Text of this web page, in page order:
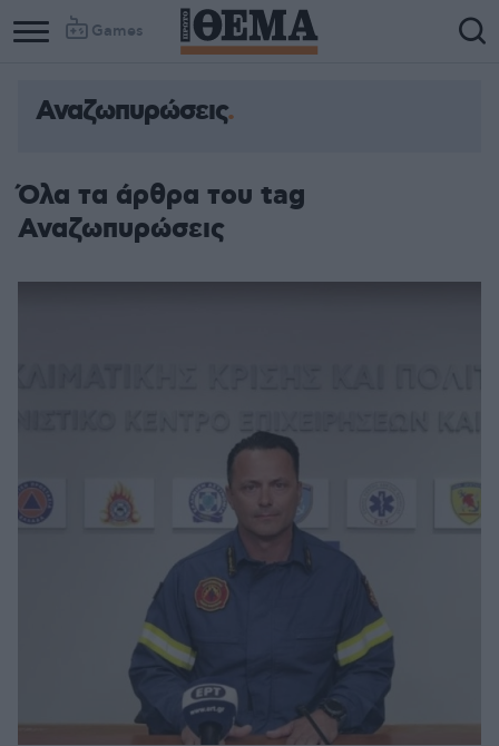
Games
Αναζωπυρώσεις
Όλα τα άρθρα του tag
Αναζωπυρώσεις